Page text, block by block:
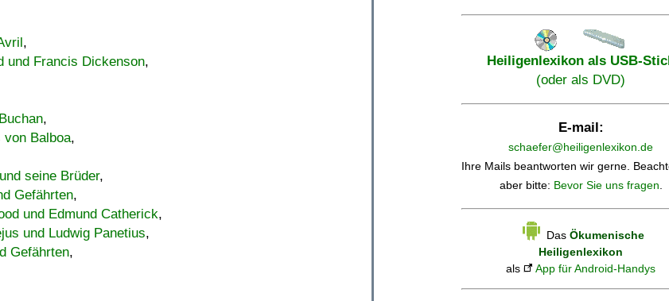
,
und Francis Dickenson,
,
von Balboa,
seine Brüder,
Gefährten,
und Edmund Catherick,
und Ludwig Panetius,
Gefährten,
Heiligenlexikon als USB-
(oder als DVD)
E-mail:
schaefer@heiligenlexikon.de
Ihre Mails beantworten wir gerne.
aber bitte: Bevor Sie uns fragen.
Das Ökumenische
Heiligenlexikon
als
App für Android-Handys